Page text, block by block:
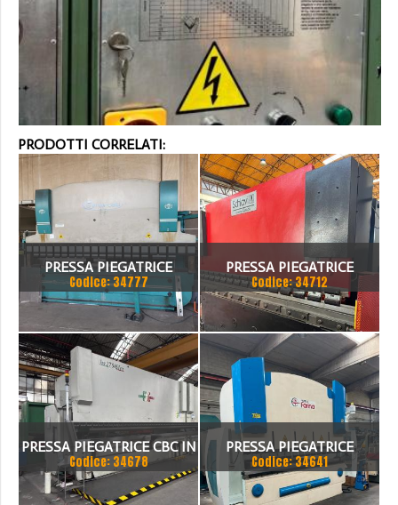
PRODOTTI CORRELATI:
PRESSA PIEGATRICE
VIMERCATI 80X4175
Codice: 34777
PRESSA PIEGATRICE
SCHIAVI 6 ASSI 3000 X 100
TON
Codice: 34712
PRESSA PIEGATRICE CBC IN
TANDEM
Codice: 34678
PRESSA PIEGATRICE
FARINA 3000 X 130 TON
Codice: 34641